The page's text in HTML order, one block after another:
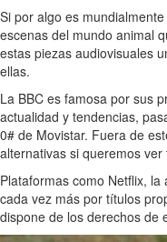
Si por algo es
escenas del mundo animal
estas piezas audiovisuales
ellas.
La BBC es famosa por sus
actualidad y tendencias,
0# de Movistar. Fuera de
alternativas si queremos
Plataformas como Netflix,
cada vez más por títulos
dispone de los derechos de